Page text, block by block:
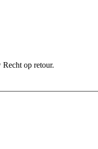
op retour.